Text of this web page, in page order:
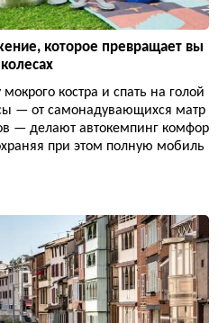
которое превращает вы
костра и спать на голой
— от самонадувающихся матр
— делают автокемпинг комфор
при этом полную мобиль